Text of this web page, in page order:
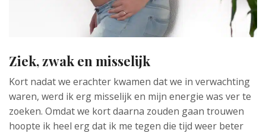
Ziek, zwak en misselijk
Kort nadat we erachter kwamen dat we in verwachting
waren, werd ik erg misselijk en mijn energie was ver te
zoeken. Omdat we kort daarna zouden gaan trouwen
hoopte ik heel erg dat ik me tegen die tijd weer beter